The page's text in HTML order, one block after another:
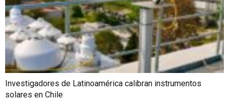
Investigadores de Latinoamérica calibran instrumentos
solares en Chile